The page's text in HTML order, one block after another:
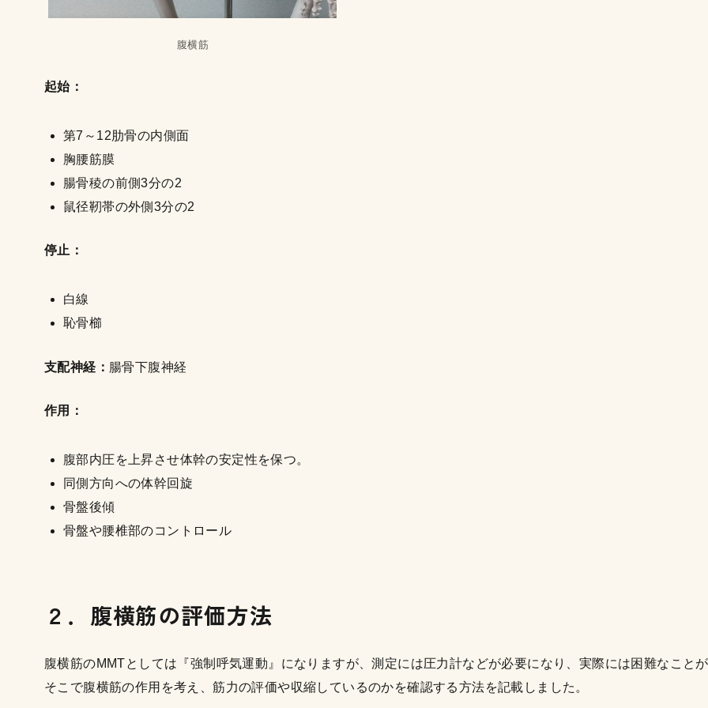
腹横筋
起始：
第7～12肋骨の内側面
胸腰筋膜
腸骨稜の前側3分の2
鼠径靭帯の外側3分の2
停止：
白線
恥骨櫛
支配神経： 腸骨下腹神経
作用：
腹部内圧を上昇させ体幹の安定性を保つ。
同側方向への体幹回旋
骨盤後傾
骨盤や腰椎部のコントロール
２．腹横筋の評価方法
腹横筋のMMTとしては『強制呼気運動』になりますが、測定には圧力計などが必要になり、実際には困難なこと
そこで腹横筋の作用を考え、筋力の評価や収縮しているのかを確認する方法を記載しました。